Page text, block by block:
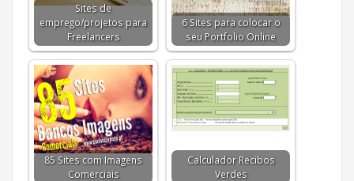
Sites de
emprego/projetos para
Freelancers
6 Sites para colocar o
seu Portfolio Online
85 Sites com Imagens
Comerciais
Calculador Recibos
Verdes